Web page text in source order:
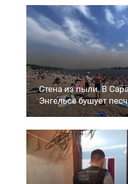
Стена из пыли. В
Энгельсе бушует